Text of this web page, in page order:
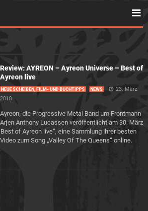
Review: AYREON – Ayreon Universe – Best of
Ayreon live
NEUE SCHEIBEN, FILM- UND BUCHTIPPS NEWS
23. März
2018
Ayreon, die Progressive Metal Band um Frontmann
Arjen Anthony Lucassen veröffentlicht am 30. März
of Ayreon live“, eine Sammlung ihrer besten
zum Song „Valley Of The Queens“ online.